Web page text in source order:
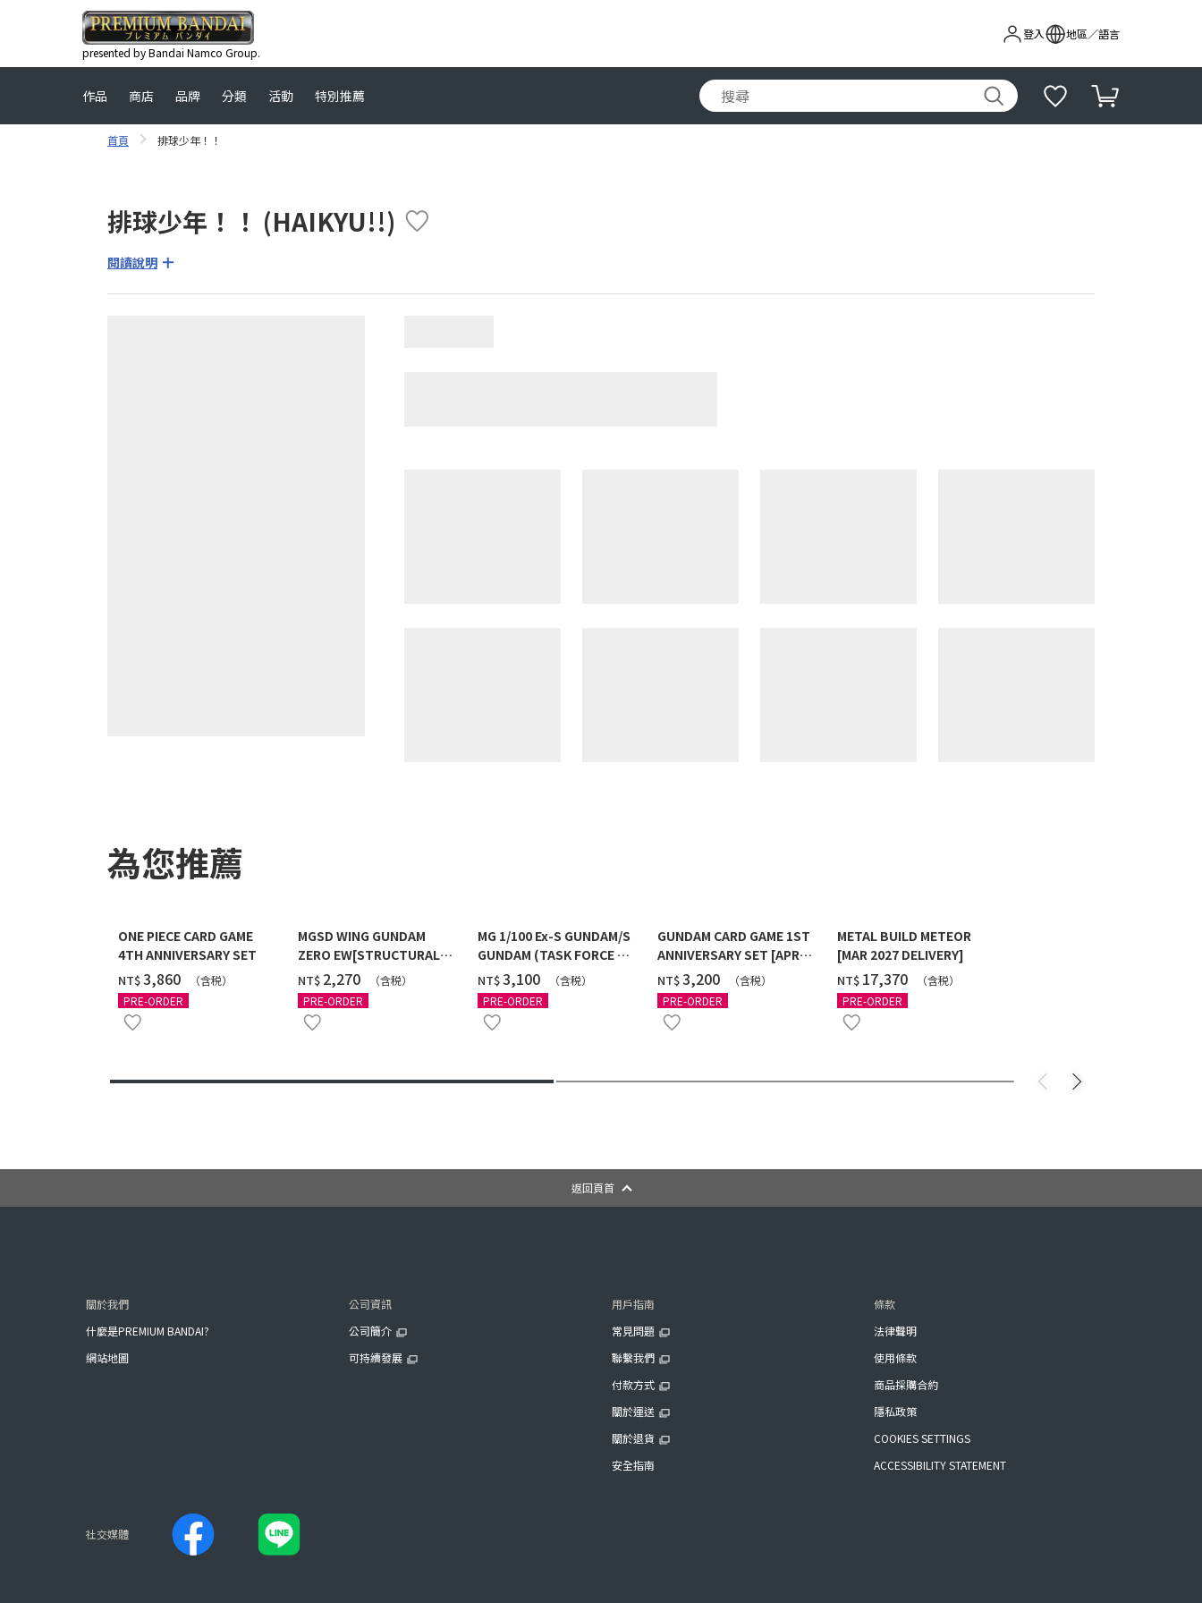
presented by Bandai Namco Group.
登入 地區／語言
作品 商店 品牌 分類 活動 特別推薦
首頁 排球少年！！
排球少年！！ (HAIKYU!!)
閱讀說明
為您推薦
ONE PIECE CARD GAME
4TH ANNIVERSARY SET
NT$‌3,860
（含税）
PRE-ORDER
MGSD WING GUNDAM
ZERO EW[STRUCTURAL
COATING/BLACK] [2026年
12月發送]
NT$ ‌2,270
（含税）
PRE-ORDER
MG 1/100 Ex-S GUNDAM/S
GUNDAM (TASK FORCE α
Ver.) [2026年10月發送]
NT$‌3,100
（含税）
PRE-ORDER
GUNDAM CARD GAME 1ST
ANNIVERSARY SET [APR
2027 DELIVERY]
NT$‌3,200
（含税）
PRE-ORDER
METAL BUILD METEOR
[MAR 2027 DELIVERY]
NT$ ‌17,370
（含税）
PRE-ORDER
返回頁首
關於我們
什麼是PREMIUM BANDAI?
網站地圖
公司資訊
公司簡介
可持續發展
用戶指南
常見問題
聯繫我們
付款方式
關於運送
關於退貨
安全指南
條款
法律聲明
使用條款
商品採購合約
隱私政策
COOKIES SETTINGS
ACCESSIBILITY STATEMENT
社交媒體